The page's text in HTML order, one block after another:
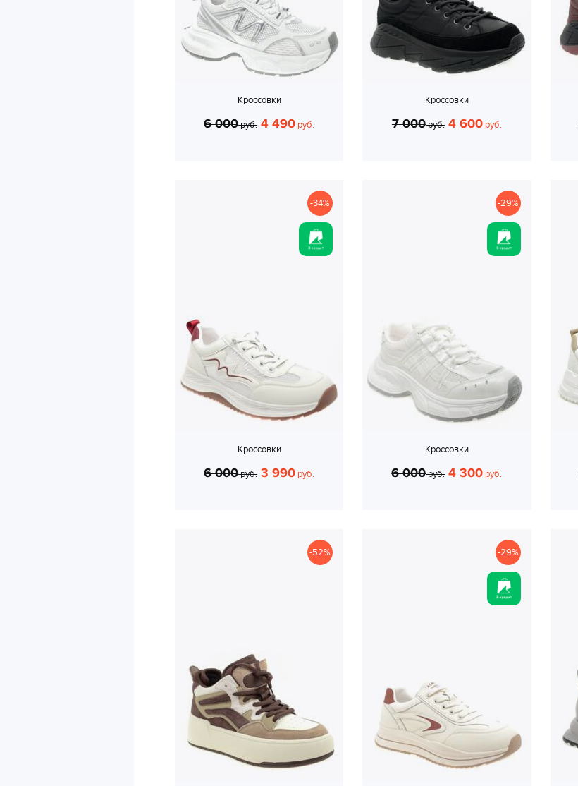
Кроссовки
6 000руб. 4 490 руб.
Кроссовки
7 000руб. 4 600руб.
-34%
Кроссовки
6 000руб. 3 990 руб.
-29%
Кроссовки
6 000руб. 4 300 руб.
-52% -29%